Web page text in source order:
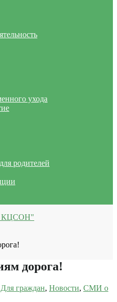
ухода
родителей
КЦСОН"
дорога!
Для граждан, Новости, СМИ о